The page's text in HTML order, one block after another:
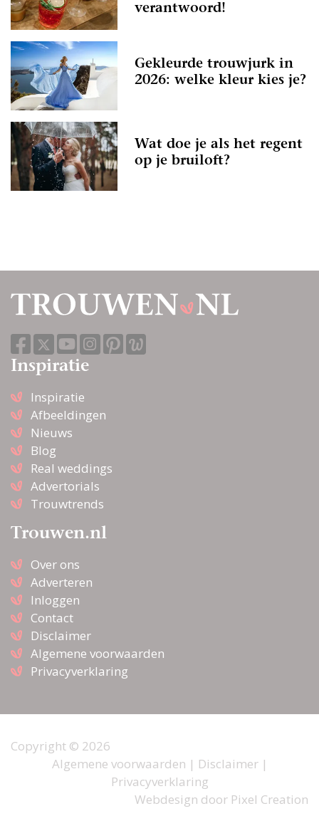
verantwoord!
Gekleurde trouwjurk in
2026: welke kleur kies je?
Wat doe je als het regent
op je bruiloft?
Inspiratie
Inspiratie
Afbeeldingen
Nieuws
Blog
Real weddings
Advertorials
Trouwtrends
Trouwen.nl
Over ons
Adverteren
Inloggen
Contact
Disclaimer
Algemene voorwaarden
Privacyverklaring
Copyright © 2026
Algemene voorwaarden | Disclaimer|
Privacyverklaring
Webdesign door Pixel Creation